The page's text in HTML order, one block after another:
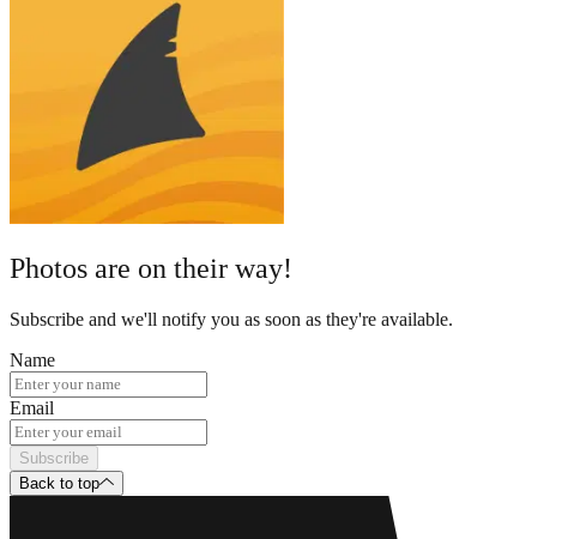
Photos are on their way!
Subscribe and we'll notify you as soon as they're available.
Name
Email
Subscribe
Back to top